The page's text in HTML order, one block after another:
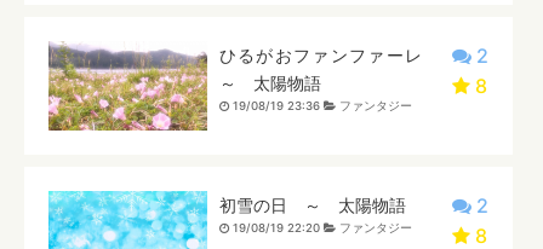
2
8
ひるがおファンファーレ
～ 太陽物語
19/08/19 23:36 ファンタジー
2
8
初雪の日 ～ 太陽物語
19/08/19 22:20 ファンタジー